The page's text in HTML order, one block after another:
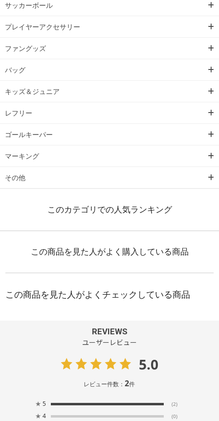
サッカーボール
プレイヤーアクセサリー
ファングッズ
バッグ
キッズ＆ジュニア
レフリー
ゴールキーパー
マーキング
その他
REVIEWS
ユーザーレビュー
5.0
レビュー件数：2件
★ 5 (2)
★ 4 (0)